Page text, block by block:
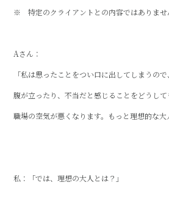
※ 特定のクライアントとの内容ではありませ
Aさん：
「私は思ったことをつい口に出してしまうので
腹が立ったり、不当だと感じることをどうして
職場の空気が悪くなります。もっと理想的な大
私：「では、理想の大人とは？」